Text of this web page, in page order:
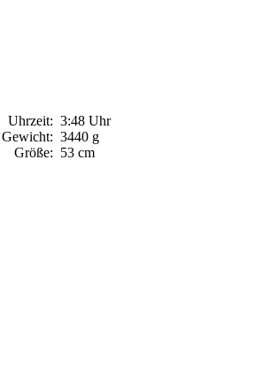
Uhrzeit: 3:48 Uhr
Gewicht: 3440 g
Größe: 53 cm